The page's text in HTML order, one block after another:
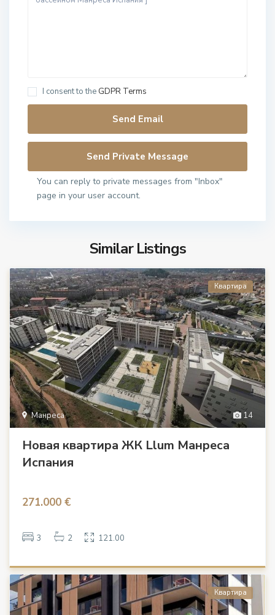
I consent to the GDPR Terms
You can reply to private messages from "Inbox"
page in your user account.
Similar Listings
14
Манреса
Квартира
Новая квартира ЖК Llum Манреса
Испания
271.000 €
3 2 121.00
Квартира